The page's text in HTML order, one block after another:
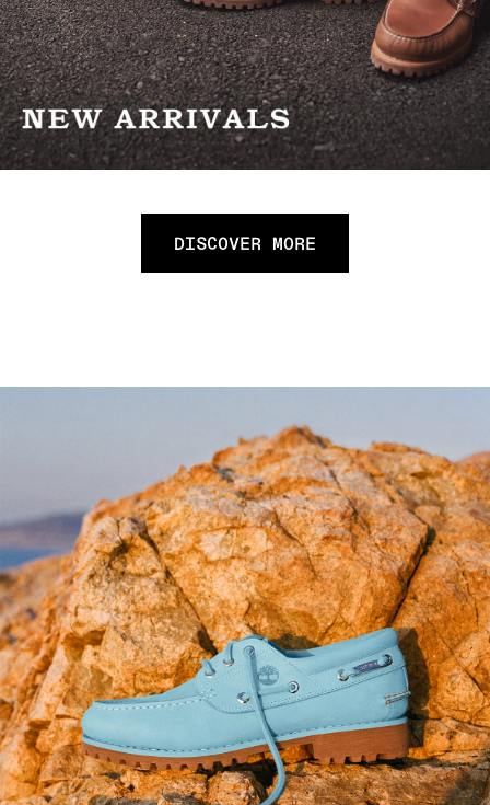
DISCOVER MORE